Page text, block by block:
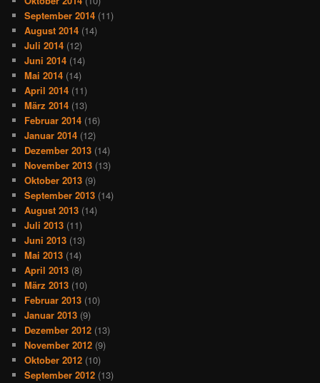
September 2014 (11)
August 2014 (14)
Juli 2014 (12)
Juni 2014 (14)
Mai 2014 (14)
April 2014 (11)
März 2014 (13)
Februar 2014 (16)
Januar 2014 (12)
Dezember 2013 (14)
November 2013 (13)
Oktober 2013 (9)
September 2013 (14)
August 2013 (14)
Juli 2013 (11)
Juni 2013 (13)
Mai 2013 (14)
April 2013 (8)
März 2013 (10)
Februar 2013 (10)
Januar 2013 (9)
Dezember 2012 (13)
November 2012 (9)
Oktober 2012 (10)
September 2012 (13)